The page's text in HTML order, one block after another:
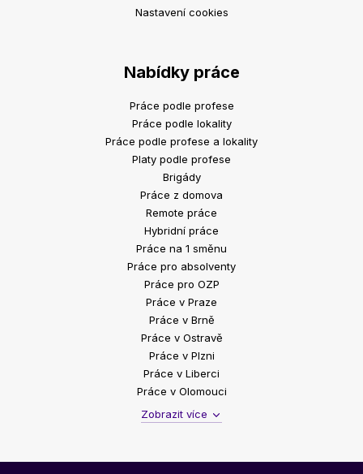
Nastavení cookies
Nabídky práce
Práce podle profese
Práce podle lokality
Práce podle profese a lokality
Platy podle profese
Brigády
Práce z domova
Remote práce
Hybridní práce
Práce na 1 směnu
Práce pro absolventy
Práce pro OZP
Práce v Praze
Práce v Brně
Práce v Ostravě
Práce v Plzni
Práce v Liberci
Práce v Olomouci
Zobrazit více